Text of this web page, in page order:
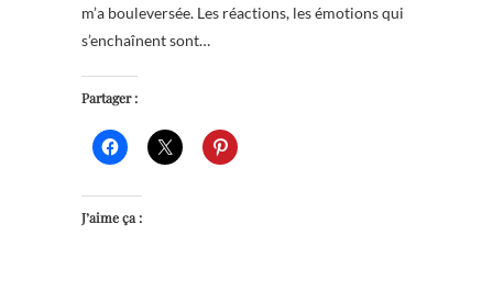
m’a bouleversée. Les réactions, les émotions qui
s’enchaînent sont…
Partager :
J’aime ça :